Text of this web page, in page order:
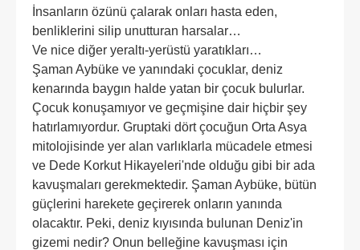
İnsanların özünü çalarak onları hasta eden,
benliklerini silip unutturan harsalar…
Ve nice diğer yeraltı-yerüstü yaratıkları…
Şaman Aybüke ve yanındaki çocuklar, deniz
kenarında baygın halde yatan bir çocuk bulurlar.
Çocuk konuşamıyor ve geçmişine dair hiçbir şey
hatırlamıyordur. Gruptaki dört çocuğun Orta Asya
mitolojisinde yer alan varlıklarla mücadele etmesi
ve Dede Korkut Hikayeleri'nde olduğu gibi bir ada
kavuşmaları gerekmektedir. Şaman Aybüke, bütün
güçlerini harekete geçirerek onların yanında
olacaktır. Peki, deniz kıyısında bulunan Deniz'in
gizemi nedir? Onun belleğine kavuşması için